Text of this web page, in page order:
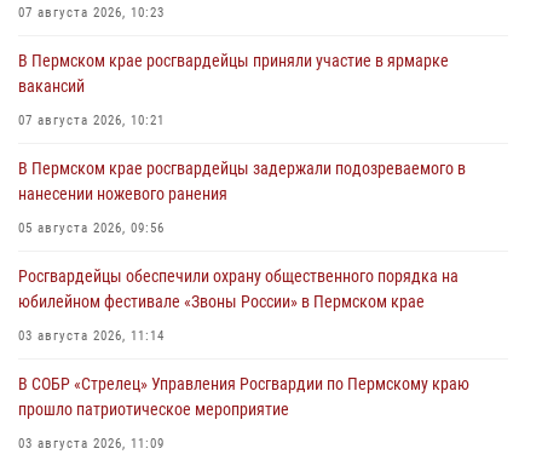
07 августа 2026, 10:23
В Пермском крае росгвардейцы приняли участие в ярмарке
вакансий
07 августа 2026, 10:21
В Пермском крае росгвардейцы задержали подозреваемого в
нанесении ножевого ранения
05 августа 2026, 09:56
Росгвардейцы обеспечили охрану общественного порядка на
юбилейном фестивале «Звоны России» в Пермском крае
03 августа 2026, 11:14
В СОБР «Стрелец» Управления Росгвардии по Пермскому краю
прошло патриотическое мероприятие
03 августа 2026, 11:09